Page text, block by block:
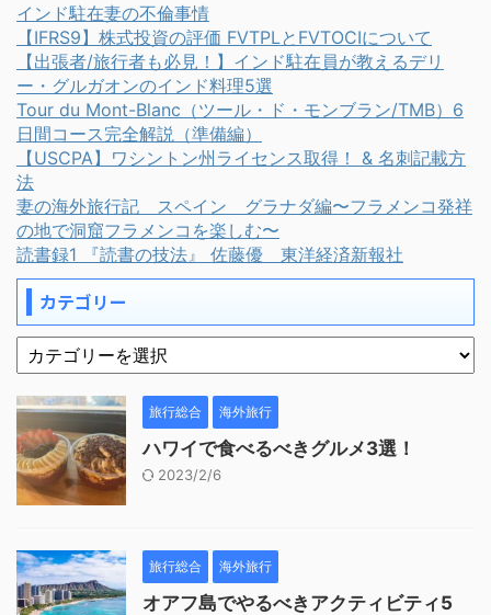
インド駐在妻の不倫事情
【IFRS9】株式投資の評価 FVTPLとFVTOCIについて
【出張者/旅行者も必見！】インド駐在員が教えるデリ
ー・グルガオンのインド料理5選
Tour du Mont-Blanc（ツール・ド・モンブラン/TMB）6
日間コース完全解説（準備編）
【USCPA】ワシントン州ライセンス取得！ & 名刺記載方
法
妻の海外旅行記 スペイン グラナダ編〜フラメンコ発祥
の地で洞窟フラメンコを楽しむ〜
読書録1 『読書の技法』 佐藤優 東洋経済新報社
カテゴリー
旅行総合 海外旅行
ハワイで食べるべきグルメ3選！
2023/2/6
旅行総合 海外旅行
オアフ島でやるべきアクティビティ5